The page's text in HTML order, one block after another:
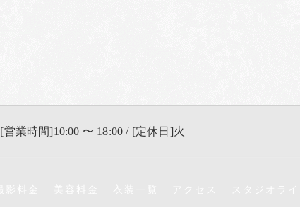
[営業時間]10:00 〜 18:00 / [定休日]火